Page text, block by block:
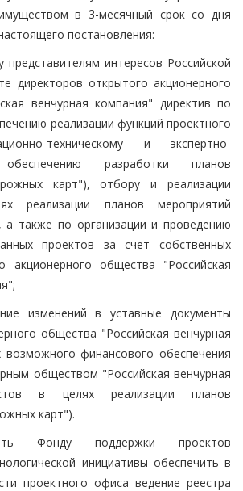
в 3-месячный срок со дня
постановления:
представителям интересов Российской
директоров открытого акционерного
венчурная компания" директив по
реализации функций проектного
техническому и экспертно-
обеспечению разработки планов
карт"), отбору и реализации
реализации планов мероприятий
а также по организации и проведению
проектов за счет собственных
акционерного общества "Российская
изменений в уставные документы
общества "Российская венчурная
финансового обеспечения
обществом "Российская венчурная
в целях реализации планов
карт").
Фонду поддержки проектов
инициативы обеспечить в
проектного офиса ведение реестра